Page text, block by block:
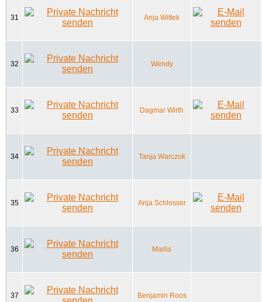
31 Anja Wittek
32 Wendy
33 Dagmar Wirth
34 Tanja Warczok
35 Anja Schlosser
36 Marlis
37 Benjamin Roos